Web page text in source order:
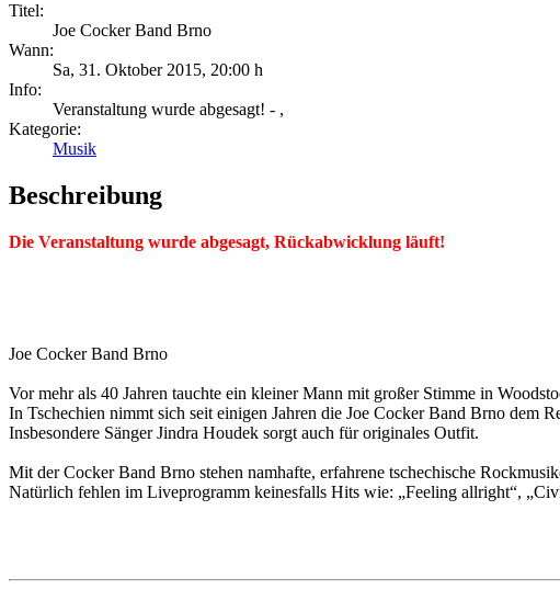
Titel:
Joe Cocker Band Brno
Wann:
Sa, 31. Oktober 2015, 20:00 h
Info:
Veranstaltung wurde abgesagt! - ,
Kategorie:
Musik
Beschreibung
Die Veranstaltung wurde abgesagt, Rückabwicklung läuft!
Joe Cocker Band Brno
Vor mehr als 40 Jahren tauchte ein kleiner Mann mit großer Stimme in
In Tschechien nimmt sich seit einigen Jahren die Joe Cocker Band Brno dem
Insbesondere Sänger Jindra Houdek sorgt auch für originales Outfit.
Mit der Cocker Band Brno stehen namhafte, erfahrene tschechische
Natürlich fehlen im Liveprogramm keinesfalls Hits wie: „Feeling allright“,